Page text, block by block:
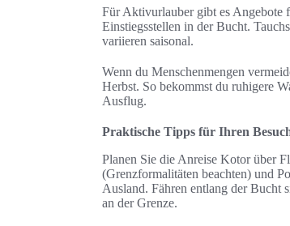
Für Aktivurlauber gibt es Angebote
Einstiegsstellen in der Bucht.
variieren saisonal.
Wenn du Menschenmengen
Herbst. So bekommst du ruhigere
Ausflug.
Praktische Tipps für Ihren
Planen Sie die Anreise Kotor über
(Grenzformalitäten beachten) und
Ausland. Fähren entlang der Bucht
an der Grenze.